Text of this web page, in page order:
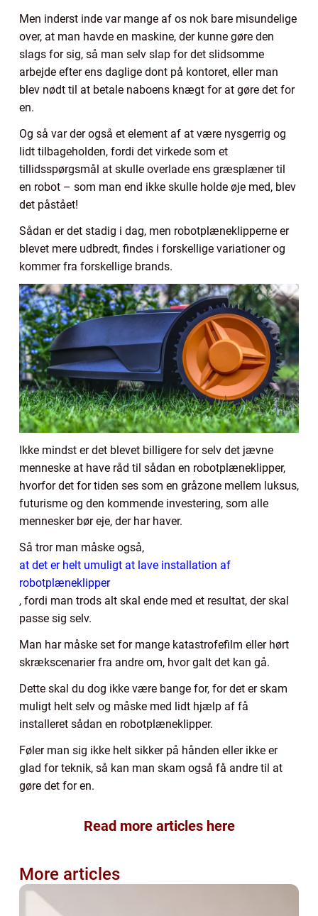
Men inderst inde var mange af os nok bare misundelige
over, at man havde en maskine, der kunne gøre den
slags for sig, så man selv slap for det slidsomme
arbejde efter ens daglige dont på kontoret, eller man
blev nødt til at betale naboens knægt for at gøre det for
en.
Og så var der også et element af at være nysgerrig og
lidt tilbageholden, fordi det virkede som et
tillidsspørgsmål at skulle overlade ens græsplæner til
en robot – som man end ikke skulle holde øje med, blev
det påstået!
Sådan er det stadig i dag, men robotplæneklipperne er
blevet mere udbredt, findes i forskellige variationer og
kommer fra forskellige brands.
Ikke mindst er det blevet billigere for selv det jævne
menneske at have råd til sådan en robotplæneklipper,
hvorfor det for tiden ses som en gråzone mellem luksus,
futurisme og den kommende investering, som alle
mennesker bør eje, der har haver.
Så tror man måske også,
at det er helt umuligt at lave installation af
robotplæneklipper
, fordi man trods alt skal ende med et resultat, der skal
passe sig selv.
Man har måske set for mange katastrofefilm eller hørt
skrækscenarier fra andre om, hvor galt det kan gå.
Dette skal du dog ikke være bange for, for det er skam
muligt helt selv og måske med lidt hjælp af få
installeret sådan en robotplæneklipper.
Føler man sig ikke helt sikker på hånden eller ikke er
glad for teknik, så kan man skam også få andre til at
gøre det for en.
Read more articles here
More articles